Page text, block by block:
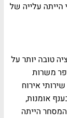
הייתה עלייה של
אינדיקציה טובה יותר על
בחודש יוני 2020 מספר משרות
יוני 2019. בענף שירותי אירוח
משרות השכיר ירד ב-34.2%, בענף אומנות,
ירידה של 31.6% ובענף המסחר הייתה